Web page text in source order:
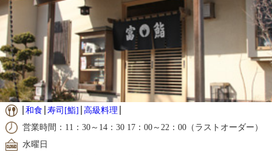
和食 寿司[鮨]
高級料理
営業時間：11：30～14：30 17：00～22：00（ラストオーダー）
水曜日